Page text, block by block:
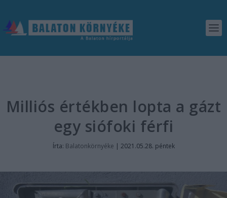
Milliós értékben lopta a gázt
egy siófoki férfi
Írta: Balatonkörnyéke | 2021.05.28. péntek